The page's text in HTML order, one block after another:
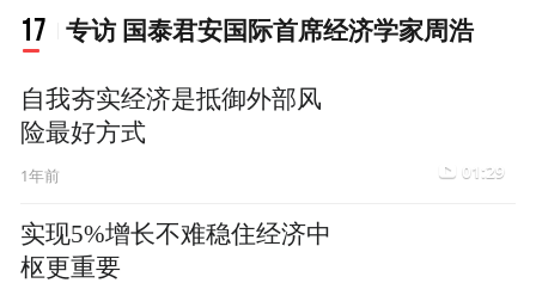
17 专访 国泰君安国际首席经济学家周浩
自我夯实经济是抵御外部风
险最好方式
1年前 01:29
实现5%增长不难稳住经济中
枢更重要